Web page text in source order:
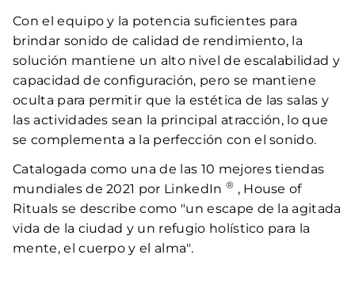
Con el equipo y la potencia suficientes para
brindar sonido de calidad de rendimiento, la
solución mantiene un alto nivel de escalabilidad y
capacidad de configuración, pero se mantiene
oculta para permitir que la estética de las salas y
las actividades sean la principal atracción, lo que
se complementa a la perfección con el sonido.
Catalogada como una de las 10 mejores tiendas
mundiales de 2021 por LinkedIn ® , House of
Rituals se describe como "un escape de la agitada
vida de la ciudad y un refugio holístico para la
mente, el cuerpo y el alma".